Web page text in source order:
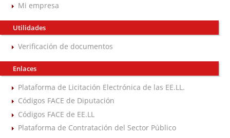
Mi empresa
Utilidades
Verificación de documentos
Enlaces
Plataforma de Licitación Electrónica de las EE.LL.
Códigos FACE de Diputación
Códigos FACE de EE.LL
Plataforma de Contratación del Sector Público